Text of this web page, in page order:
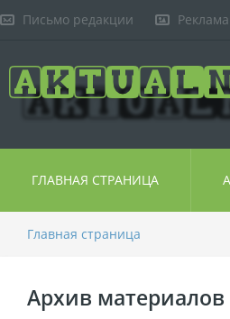
Письмо редакции
ГЛАВНАЯ СТРАНИЦА
Главная страница
Архив материалов